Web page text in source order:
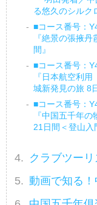
る悠久のシルク
■コース番号：
『絶景の張掖
間』
■コース番号：
『日本航空利
城新発見の旅 8
■コース番号：
『中国五千年
21日間＜登山入
クラブツー
動画で知る